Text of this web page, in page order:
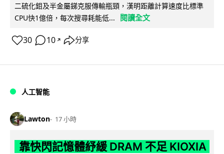
二硫化鉬及半金屬銻克服傳輸瓶頸，漢明距離計算速度比標準
CPU快1億倍，每次搜尋耗能低...
閱讀全文
30 10 ↗ 分享
人工智能
Lawton 17 小時
靠快閃記憶體紓緩 DRAM 不足 KIOXIA